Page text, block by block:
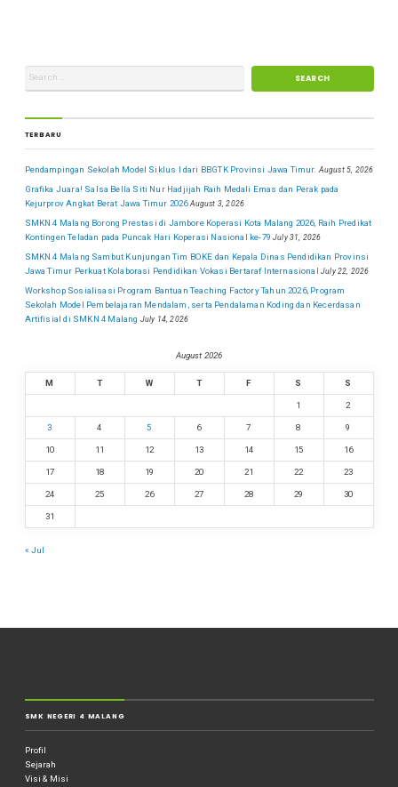
TERBARU
Pendampingan Sekolah Model Siklus I dari BBGTK Provinsi Jawa Timur. August 5, 2026
Grafika Juara! Salsa Bella Siti Nur Hadjijah Raih Medali Emas dan Perak pada
Kejurprov Angkat Berat Jawa Timur 2026 August 3, 2026
SMKN 4 Malang Borong Prestasi di Jambore Koperasi Kota Malang 2026, Raih Predikat
Kontingen Teladan pada Puncak Hari Koperasi Nasional ke-79 July 31, 2026
SMKN 4 Malang Sambut Kunjungan Tim BOKE dan Kepala Dinas Pendidikan Provinsi
Jawa Timur Perkuat Kolaborasi Pendidikan Vokasi Bertaraf Internasional July 22, 2026
Workshop Sosialisasi Program Bantuan Teaching Factory Tahun 2026, Program
Sekolah Model Pembelajaran Mendalam, serta Pendalaman Koding dan Kecerdasan
Artifisial di SMKN 4 Malang July 14, 2026
August 2026
M T W T F S S
1 2
3 4 5 6 7 8 9
10 11 12 13 14 15 16
17 18 19 20 21 22 23
24 25 26 27 28 29 30
31
« Jul
SMK NEGERI 4 MALANG
Profil
Sejarah
Visi & Misi